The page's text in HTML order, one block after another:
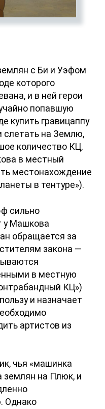
с Би и Уэфом
которого
и в ней герои
попавшую
купить гравицаппу
слетать на Землю,
количество КЦ,
в местный
местонахождение
в тентуре»).
сильно
у Машкова
обращается за
закона —
в местную
КЦ»)
и назначает
артистов из
чья «машинка
землян на Плюк, и
Однако